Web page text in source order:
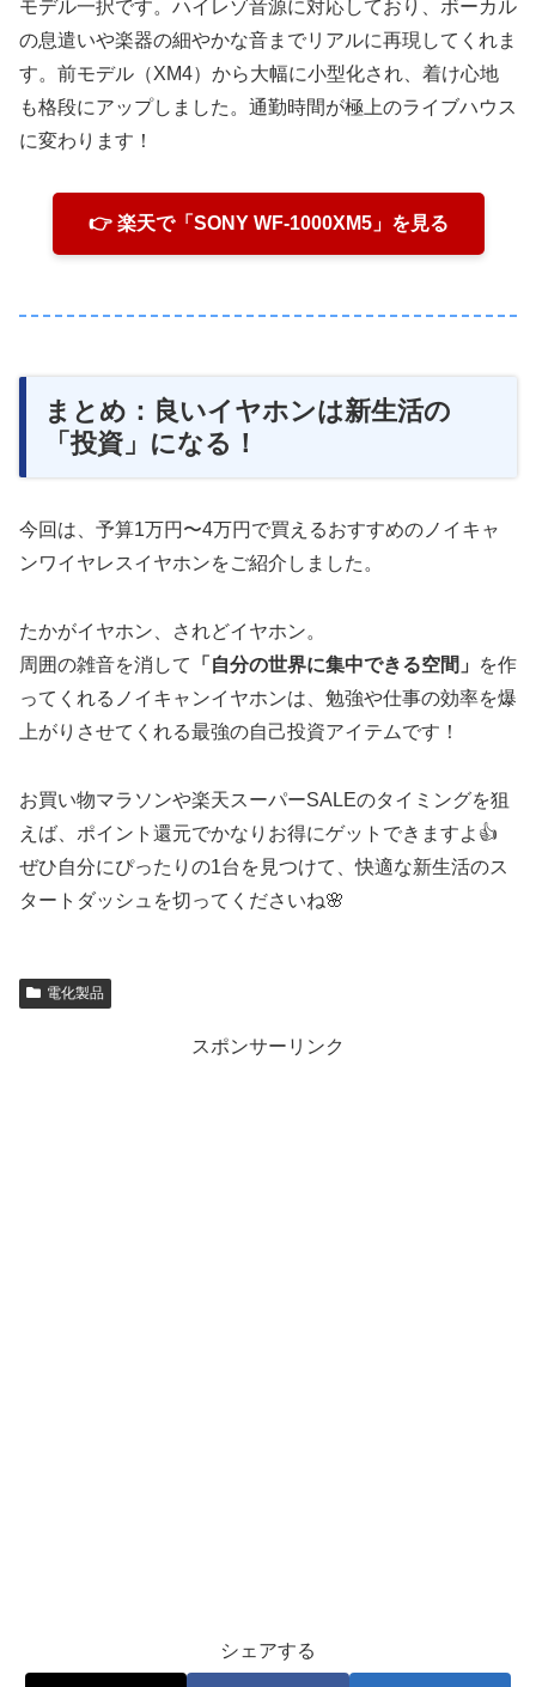
モデル一択です。ハイレゾ音源に対応しており、ボーカル
の息遣いや楽器の細やかな音までリアルに再現してくれま
す。前モデル（XM4）から大幅に小型化され、着け心地
も格段にアップしました。通勤時間が極上のライブハウス
に変わります！
👉 楽天で「SONY WF-1000XM5」を見る
まとめ：良いイヤホンは新生活の
「投資」になる！
今回は、予算1万円〜4万円で買えるおすすめのノイキャ
ンワイヤレスイヤホンをご紹介しました。
たかがイヤホン、されどイヤホン。
周囲の雑音を消して
「自分の世界に集中できる空間」
を作
ってくれるノイキャンイヤホンは、勉強や仕事の効率を爆
上がりさせてくれる最強の自己投資アイテムです！
お買い物マラソンや楽天スーパーSALEのタイミングを狙
えば、ポイント還元でかなりお得にゲットできますよ👍
ぜひ自分にぴったりの1台を見つけて、快適な新生活のス
タートダッシュを切ってくださいね🌸
電化製品
スポンサーリンク
シェアする